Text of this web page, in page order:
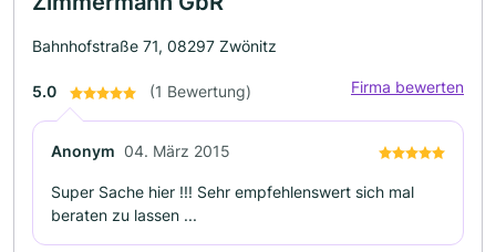
Bahnhofstraße 71, 08297 Zwönitz
5.0 (1 Bewertung) Firma bewerten
Anonym 04. März 2015
Super Sache hier !!! Sehr empfehlenswert sich mal
beraten zu lassen ...